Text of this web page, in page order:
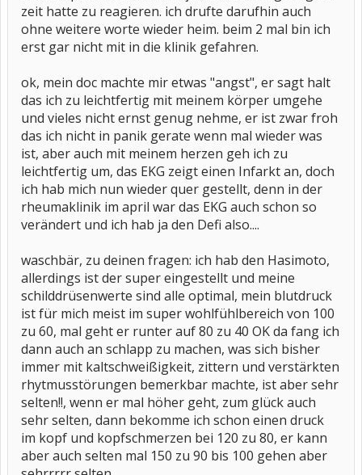
zeit hatte zu reagieren. ich drufte darufhin auch
ohne weitere worte wieder heim. beim 2 mal bin ich
erst gar nicht mit in die klinik gefahren.
ok, mein doc machte mir etwas "angst", er sagt halt
das ich zu leichtfertig mit meinem körper umgehe
und vieles nicht ernst genug nehme, er ist zwar froh
das ich nicht in panik gerate wenn mal wieder was
ist, aber auch mit meinem herzen geh ich zu
leichtfertig um, das EKG zeigt einen Infarkt an, doch
ich hab mich nun wieder quer gestellt, denn in der
rheumaklinik im april war das EKG auch schon so
verändert und ich hab ja den Defi also....
waschbär, zu deinen fragen: ich hab den Hasimoto,
allerdings ist der super eingestellt und meine
schilddrüsenwerte sind alle optimal, mein blutdruck
ist für mich meist im super wohlfühlbereich von 100
zu 60, mal geht er runter auf 80 zu 40 OK da fang ich
dann auch an schlapp zu machen, was sich bisher
immer mit kaltschweißigkeit, zittern und verstärkten
rhytmusstörungen bemerkbar machte, ist aber sehr
selten!!, wenn er mal höher geht, zum glück auch
sehr selten, dann bekomme ich schon einen druck
im kopf und kopfschmerzen bei 120 zu 80, er kann
aber auch selten mal 150 zu 90 bis 100 gehen aber